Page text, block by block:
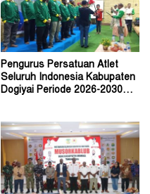
Pengurus Persatuan Atlet
Seluruh Indonesia Kabupaten
Dogiyai Periode 2026-2030